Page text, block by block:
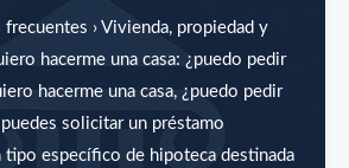
frecuentes › Vivienda, propiedad y
hacerme una casa: ¿puedo pedir
hacerme una casa, ¿puedo pedir
solicitar un préstamo
tipo específico de hipoteca destinada